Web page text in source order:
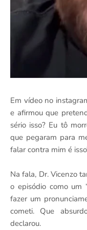
Em vídeo no
e afirmou que
sério isso? Eu tô
que pegaram para
falar contra mim é
Na fala, Dr. Vicenzo
o episódio como um
fazer um
cometi. Que
declarou.